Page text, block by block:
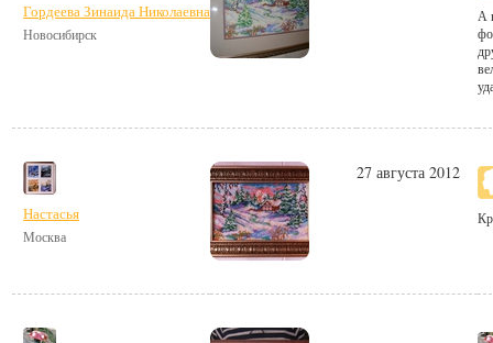
Гордеева Зинаида Николаевна
Новосибирск
А
Настасья
Москва
27 августа 2012